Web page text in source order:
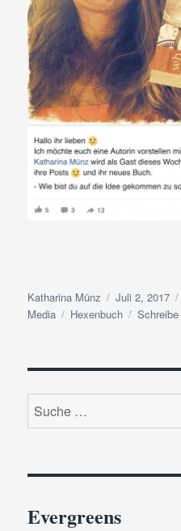
Autor
Katharina Münz
Veröffentlicht
am
Juli 2, 2017
Media
Schlagwörter
Hexenbuch
Suche
nach:
Evergreens